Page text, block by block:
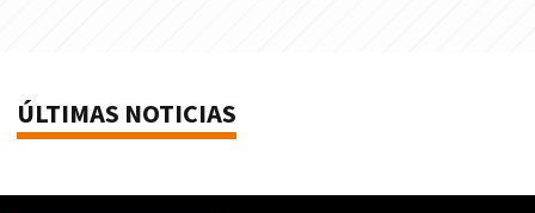
ÚLTIMAS NOTICIAS